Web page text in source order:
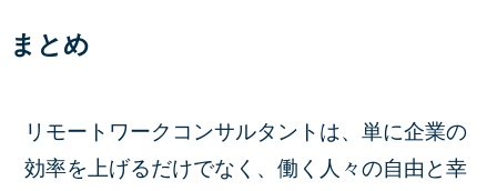
まとめ
リモートワークコンサルタントは、単に企業の
効率を上げるだけでなく、働く人々の自由と幸